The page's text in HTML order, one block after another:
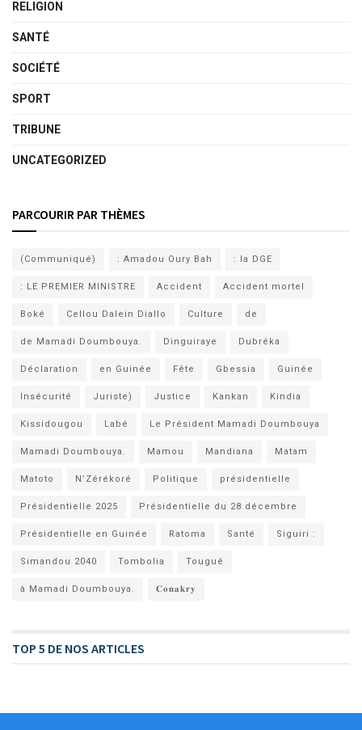
RELIGION
SANTÉ
SOCIÉTÉ
SPORT
TRIBUNE
UNCATEGORIZED
PARCOURIR PAR THÈMES
(Communiqué) : Amadou Oury Bah : la DGE
: LE PREMIER MINISTRE Accident Accident mortel
Boké Cellou Dalein Diallo Culture de
de Mamadi Doumbouya. Dinguiraye Dubréka
Déclaration en Guinée Fête Gbessia Guinée
Insécurité Juriste) Justice Kankan Kindia
Kissidougou Labé Le Président Mamadi Doumbouya
Mamadi Doumbouya. Mamou Mandiana Matam
Matoto N’Zérékoré Politique présidentielle
Présidentielle 2025 Présidentielle du 28 décembre
Présidentielle en Guinée Ratoma Santé Siguiri :
Simandou 2040 Tombolia Tougué
à Mamadi Doumbouya. 𝐂𝐨𝐧𝐚𝐤𝐫𝐲
TOP 5 DE NOS ARTICLES